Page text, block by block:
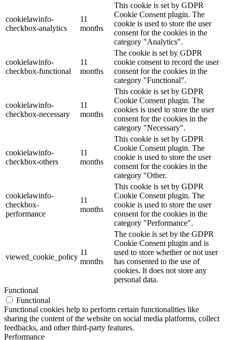
cookielawinfo-
checkbox-analytics
11
months
This cookie is set by GDPR
Cookie Consent plugin. The
cookie is used to store the user
consent for the cookies in the
category "Analytics".
cookielawinfo-
checkbox-functional
11
months
The cookie is set by GDPR
cookie consent to record the user
consent for the cookies in the
category "Functional".
cookielawinfo-
checkbox-necessary
11
months
This cookie is set by GDPR
Cookie Consent plugin. The
cookies is used to store the user
consent for the cookies in the
category "Necessary".
cookielawinfo-
checkbox-others
11
months
This cookie is set by GDPR
Cookie Consent plugin. The
cookie is used to store the user
consent for the cookies in the
category "Other.
cookielawinfo-
checkbox-
performance
11
months
This cookie is set by GDPR
Cookie Consent plugin. The
cookie is used to store the user
consent for the cookies in the
category "Performance".
viewed_cookie_policy
11
months
The cookie is set by the GDPR
Cookie Consent plugin and is
used to store whether or not user
has consented to the use of
cookies. It does not store any
personal data.
Functional
Functional
Functional cookies help to perform certain functionalities like
sharing the content of the website on social media platforms, collect
feedbacks, and other third-party features.
Performance